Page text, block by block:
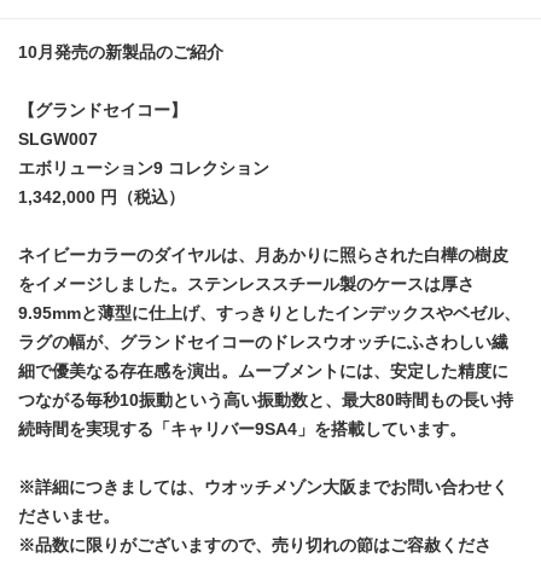
10月発売の新製品のご紹介
【グランドセイコー】
SLGW007
エボリューション9 コレクション
1,342,000 円（税込）
ネイビーカラーのダイヤルは、月あかりに照らされた白樺の樹皮
をイメージしました。ステンレススチール製のケースは厚さ
9.95mmと薄型に仕上げ、すっきりとしたインデックスやベゼル、
ラグの幅が、グランドセイコーのドレスウオッチにふさわしい繊
細で優美なる存在感を演出。ムーブメントには、安定した精度に
つながる毎秒10振動という高い振動数と、最大80時間もの長い持
続時間を実現する「キャリバー9SA4」を搭載しています。
※詳細につきましては、ウオッチメゾン大阪までお問い合わせく
ださいませ。
※品数に限りがございますので、売り切れの節はご容赦くださ